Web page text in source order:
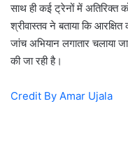
साथ ही कई ट्रेनों में अतिरिक्त
श्रीवास्तव ने बताया कि
जांच अभियान लगातार चलाया
की जा रही है।
Credit By Amar Ujala